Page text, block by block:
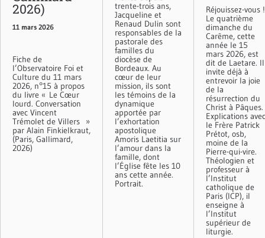
2026)
11 mars 2026
Fiche de
l’Observatoire Foi et
Culture du 11 mars
2026, n°15 à propos
du livre « Le Cœur
lourd. Conversation
avec Vincent
Trémolet de Villers »
par Alain Finkielkraut,
(Paris, Gallimard,
2026)
trente-trois ans,
Jacqueline et
Renaud Dulin sont
responsables de la
pastorale des
familles du
diocèse de
Bordeaux. Au
cœur de leur
mission, ils sont
les témoins de la
dynamique
apportée par
l’exhortation
apostolique
Amoris Laetitia sur
l’amour dans la
famille, dont
l’Église fête les 10
ans cette année.
Portrait.
Réjouissez-vous !
Le quatrième
dimanche du
Carême, cette
année le 15
mars 2026, est
dit de Laetare. Il
invite déjà à
entrevoir la joie
de la
résurrection du
Christ à Pâques.
Explications avec
le Frère Patrick
Prétot, osb,
moine de la
Pierre-qui-vire.
Théologien et
professeur à
l’Institut
catholique de
Paris (ICP), il
enseigne à
l’Institut
supérieur de
liturgie.